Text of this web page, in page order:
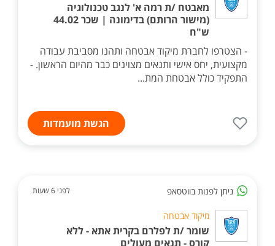
מאבטח /ת רמה א' לנגב טכנולוגיה
(מישור הרותם) בדימונה | שכר 44.02
ש"ח
- הצטרפו לחברת מיקוד אבטחה ותהנו מסביבת עבודה
מקצועית, יחס אישי ותנאים מצוינים כבר מהיום הראשון. -
התפקיד כולל אבטחת המת...
הגשת מועמדות
ניתן לפנות בווטסאפ לפני 6 שעות
מיקוד אבטחה
שומר /ת לפלרם בקרית אתא - ללא
קורס - תנאים מעולים